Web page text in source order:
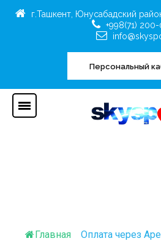
г.Ташкент, Юнусабадский
+998(71)
Персональный
Главная Оплата через